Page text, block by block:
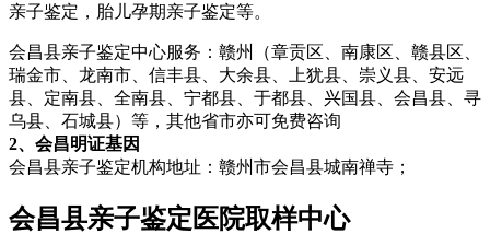
亲子鉴定，胎儿孕期亲子鉴定等。
会昌县亲子鉴定中心服务：赣州（章贡区、南康区、赣县区、
瑞金市、龙南市、信丰县、大余县、上犹县、崇义县、安远
县、定南县、全南县、宁都县、于都县、兴国县、会昌县、寻
乌县、石城县）等，其他省市亦可免费咨询
2、会昌明证基因
会昌县亲子鉴定机构地址：赣州市会昌县城南禅寺；
会昌县亲子鉴定医院取样中心